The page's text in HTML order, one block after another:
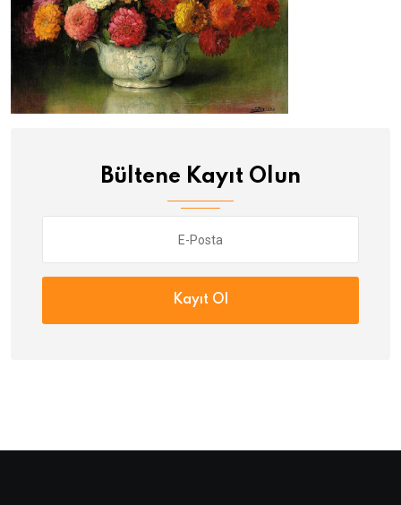
Bültene Kayıt Olun
Kayıt Ol